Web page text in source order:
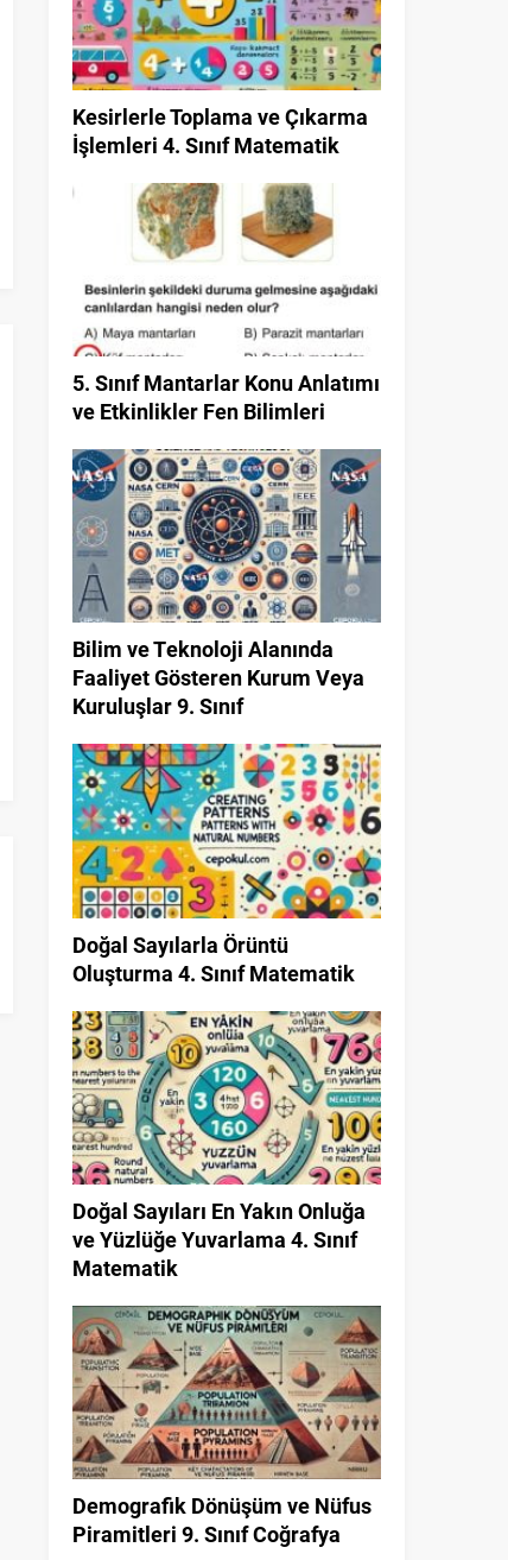
Ton ve Miligramın Kullanım Yerleri
4. Sınıf Matematik
Kesirlerle Toplama ve Çıkarma
İşlemleri 4. Sınıf Matematik
5. Sınıf Mantarlar Konu Anlatımı
ve Etkinlikler Fen Bilimleri
Bilim ve Teknoloji Alanında
Faaliyet Gösteren Kurum Veya
Kuruluşlar 9. Sınıf
Doğal Sayılarla Örüntü
Oluşturma 4. Sınıf Matematik
Doğal Sayıları En Yakın Onluğa
ve Yüzlüğe Yuvarlama 4. Sınıf
Matematik
Demografik Dönüşüm ve Nüfus
Piramitleri 9. Sınıf Coğrafya